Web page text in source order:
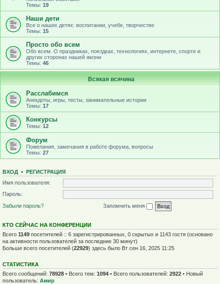
Темы: 19
Наши дети
Все о наших детях: воспитании, учебе, творчестве
Темы: 15
Просто обо всем
Обо всем. О праздниках, поездках, технологиях, интернете, спорте и
других сторонах нашей жизни
Темы: 46
Всякая всячина
Расслабимся
Анекдоты, игры, тесты, занимательные истории
Темы: 17
Конкурсы
Темы: 12
Форум
Пожелания, замечания в работе форума, вопросы
Темы: 27
ВХОД • РЕГИСТРАЦИЯ
Имя пользователя:
Пароль:
Забыли пароль?
Запомнить меня
КТО СЕЙЧАС НА КОНФЕРЕНЦИИ
Всего 1149 посетителей :: 6 зарегистрированных, 0 скрытых и 1143 гостя (основано
на активности пользователей за последние 30 минут)
Больше всего посетителей (22929) здесь было Вт сен 16, 2025 11:25
СТАТИСТИКА
Всего сообщений: 78928 • Всего тем: 1094 • Всего пользователей: 2922 • Новый
пользователь: Амир